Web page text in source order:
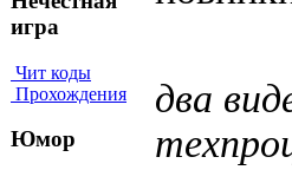
игра
Чит коды
Прохождения
Юмор
два